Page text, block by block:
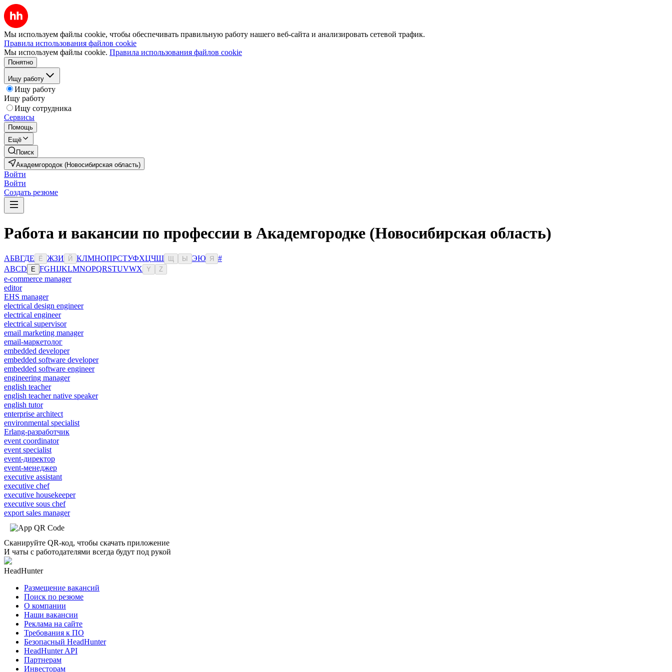
Мы используем файлы cookie, чтобы обеспечивать правильную работу нашего веб-сайта и анализировать сетевой трафик.
Правила использования файлов cookie
Мы используем файлы cookie. Правила использования файлов cookie
Понятно
Ищу работу
Ищу работу
Ищу работу
Ищу сотрудника
Сервисы
Помощь
Ещё
Поиск
Академгородок (Новосибирская область)
Войти
Войти
Создать резюме
Работа и вакансии по профессии в Академгородке (Новосибирская область)
АБВГДЕ Ё ЖЗИ Й КЛМНОПРСТУФХЦЧШ Ы ЭЮ Я
#
ABCD E FGHIJKLMNOPQRSTUVWX Y Z
e-commerce manager
editor
EHS manager
electrical design engineer
electrical engineer
electrical supervisor
email marketing manager
email-маркетолог
embedded developer
embedded software developer
embedded software engineer
engineering manager
english teacher
english teacher native speaker
english tutor
enterprise architect
environmental specialist
Erlang-разработчик
event coordinator
event specialist
event-директор
event-менеджер
executive assistant
executive chef
executive housekeeper
executive sous chef
export sales manager
Сканируйте QR-код, чтобы скачать приложение
И чаты с работодателями всегда будут под рукой
HeadHunter
Размещение вакансий
Поиск по резюме
О компании
Наши вакансии
Реклама на сайте
Требования к ПО
Безопасный HeadHunter
HeadHunter API
Партнерам
Инвесторам